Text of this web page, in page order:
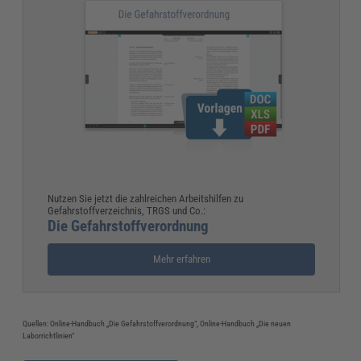
Nutzen Sie jetzt die zahlreichen Arbeitshilfen zu
Gefahrstoffverzeichnis, TRGS und Co.:
Die Gefahrstoffverordnung
Mehr erfahren
Quellen: Online-Handbuch „Die Gefahrstoffverordnung“, Online-Handbuch „Die neuen
Laborrichtlinien“